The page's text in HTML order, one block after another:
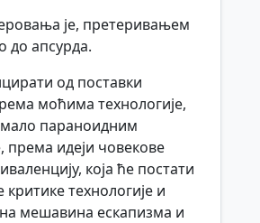
је, претеривањем
до апсурда.
од поставки
моћима технологије,
параноидним
према идеји човекове
која ће постати
технологије и
мешавина ескапизма и